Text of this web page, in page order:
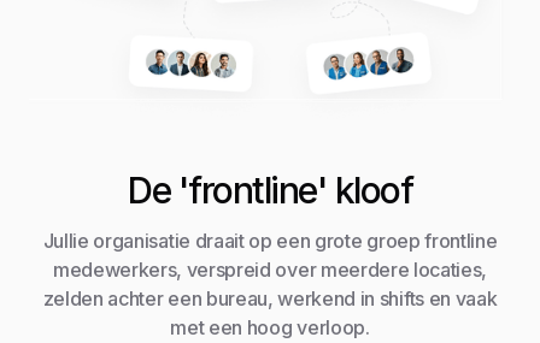
De 'frontline' kloof
Jullie organisatie draait op een grote groep frontline
medewerkers, verspreid over meerdere locaties,
zelden achter een bureau, werkend in shifts en vaak
met een hoog verloop.